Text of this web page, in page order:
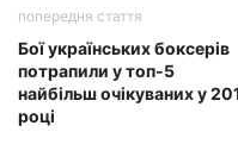
попередня стаття
Бої українських боксерів
потрапили у топ-5
найбільш очікуваних у
році